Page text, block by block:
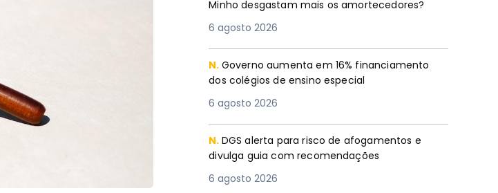
Minho desgastam mais os amortecedores?
6 agosto 2026
N. Governo aumenta em 16% financiamento
dos colégios de ensino especial
6 agosto 2026
N. DGS alerta para risco de afogamentos e
divulga guia com recomendações
6 agosto 2026